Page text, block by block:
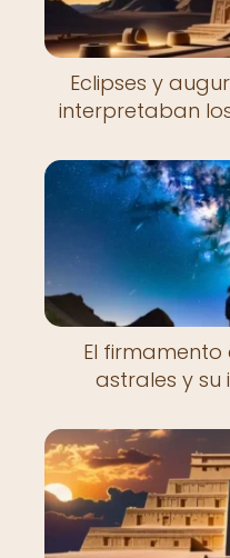
Eclipses y
interpretaban
El
astrales y su